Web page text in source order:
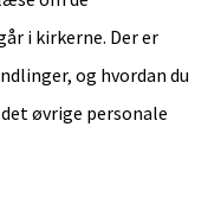
i kirkerne. Der er
og hvordan du
øvrige personale